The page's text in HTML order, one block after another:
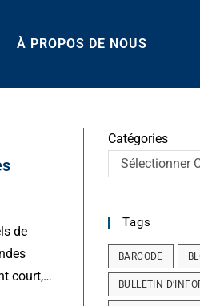
À PROPOS DE NOUS
de
court,…
Catégories
Sélectionner
Tags
BARCODE
BULLETIN